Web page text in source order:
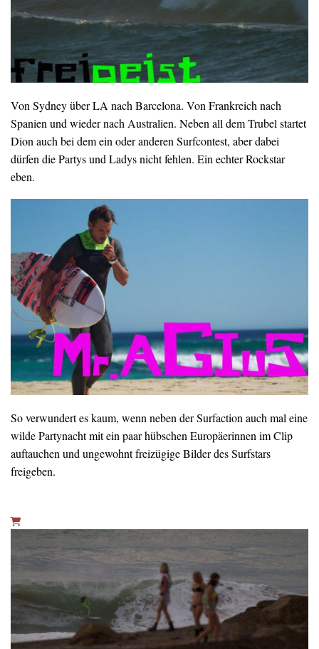
Von Sydney über LA nach Barcelona. Von Frankreich nach
Spanien und wieder nach Australien. Neben all dem Trubel startet
Dion auch bei dem ein oder anderen Surfcontest, aber dabei
dürfen die Partys und Ladys nicht fehlen. Ein echter Rockstar
eben.
So verwundert es kaum, wenn neben der Surfaction auch mal eine
wilde Partynacht mit ein paar hübschen Europäerinnen im Clip
auftauchen und ungewohnt freizügige Bilder des Surfstars
freigeben.